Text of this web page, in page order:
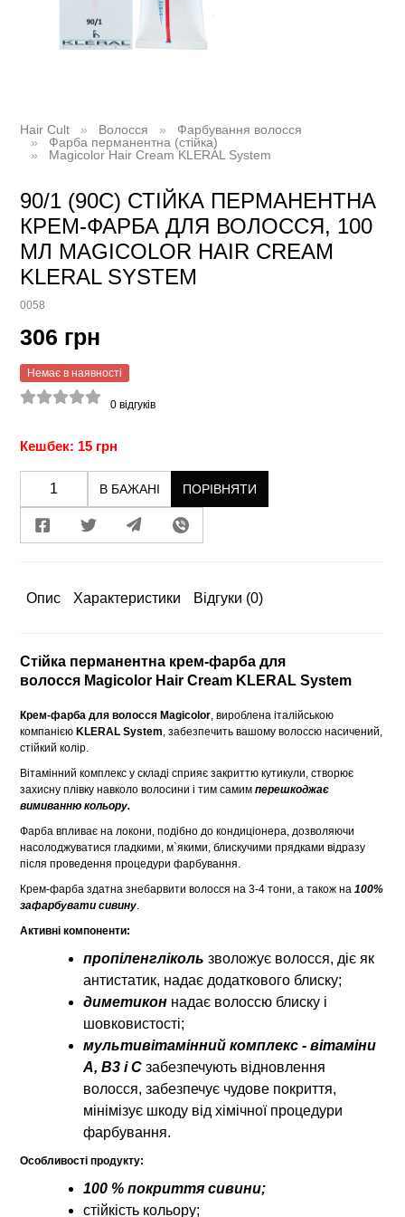
Hair Cult Волосся
Фарбування волосся
Фарба перманентна (стійка)
Magicolor Hair Cream KLERAL System
90/1 (90C) СТІЙКА ПЕРМАНЕНТНА
КРЕМ-ФАРБА ДЛЯ ВОЛОССЯ, 100
МЛ MAGICOLOR HAIR CREAM
KLERAL SYSTEM
0058
306 грн
Немає в наявності
0 відгуків
Кешбек: 15 грн
В БАЖАНІ ПОРІВНЯТИ
Опис Характеристики Відгуки (0)
Стійка перманентна крем-фарба для
волосся Magicolor Hair Cream KLERAL System
Крем-фарба для волосся Magicolor, вироблена італійською
компанією KLERAL System, забезпечить вашому волоссю насичений,
стійкий колір.
Вітамінний комплекс у складі сприяє закриттю кутикули, створює
захисну плівку навколо волосини і тим самимперешкоджає
вимиванню кольору.
Фарба впливає на локони, подібно до кондиціонера, дозволяючи
насолоджуватися гладкими, м`якими, блискучими прядками відразу
після проведення процедури фарбування.
Крем-фарба здатна знебарвити волосся на 3-4 тони, а також на100%
зафарбувати сивину.
Активні компоненти:
пропіленгліколь зволожує волосся, діє як
антистатик, надає додаткового блиску;
диметикон надає волоссю блиску і
шовковистості;
мультивітамінний комплекс - вітаміни
А, В3 і Сзабезпечують відновлення
волосся, забезпечує чудове покриття,
мінімізує шкоду від хімічної процедури
фарбування.
Особливості продукту:
100 % покриття сивини;
стійкість кольору;